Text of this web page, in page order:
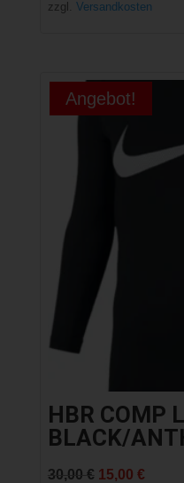
zzgl. Versandkosten
Angebot!
HBR COMP
BLACK/
30,00 € 15,00 €